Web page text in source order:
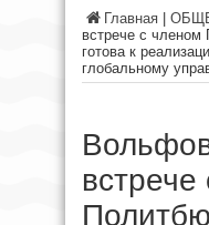
Главная
встрече с
готова к
глобальному